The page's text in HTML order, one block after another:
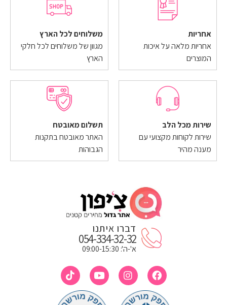
אחריות
אחריות מלאה על איכות
המוצרים
משלוחים לכל הארץ
מגוון של משלוחים לכל חלקי
הארץ
שירות מכל הלב
שירות לקוחות מקצועי עם
מענה מהיר
תשלום מאובטח
האתר מאובטח בתקנות
הגבוהות
דברו איתנו
054-334-32-32
א'-ה': 09:00-15:30